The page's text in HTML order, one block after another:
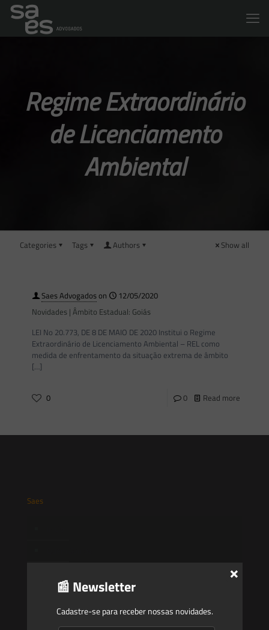
Regime Extraordinário
de Licenciamento
Ambiental
Categories Tags Authors Show all
Saes Advogadoson
12/05/2020
Novidades | Âmbito Estadual: Goiás
LEI No 20.773, DE 8 DE MAIO DE 2020 Institui o Regime
Extraordinário de Licenciamento Ambiental – REL como
medida de enfrentamento da situação extrema de âmbito
[…]
0 0 Read more
Saes
Equipe
Newsletter
📰 Newsletter
Cadastre-se para receber nossas novidades.
×